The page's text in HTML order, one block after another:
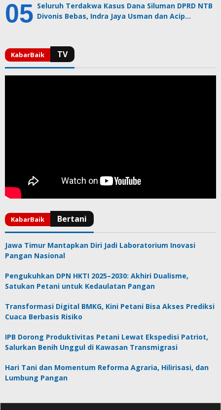
Seluruh Terdakwa Kasus Dana Siluman DPRD NTB
Divonis Bebas, Indra Jaya Usman dan Acip…
Jawa Timur Mantapkan Diri Jadi Laboratorium Inovasi
Pangan Nasional
Pengukuhkan DPN HKTI 2025–2030: Akhiri Dualisme,
Satukan Petani untuk Kedaulatan Pangan
Transformasi Digital BMKG, Kini Petani Bisa Akses Prediksi
Cuaca Berbasis Risiko
IPB Dorong Produktivitas Petani Lewat Ekspedisi Patriot,
Salurkan Benih Unggul di Kawasan Transmigrasi
Hari Tani dan Momentum Reforma Agraria, Hilirisasi, dan
Lumbung Pangan